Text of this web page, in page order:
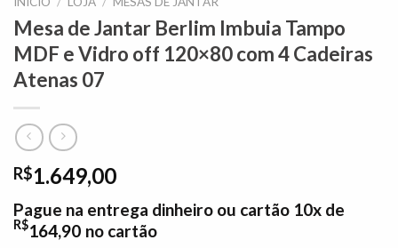
Mesa de Jantar Berlim Imbuia Tampo
MDF e Vidro off 120×80 com 4 Cadeiras
Atenas 07
R$1.649,00
Pague na entrega dinheiro ou cartão 10x de
R$164,90 no cartão